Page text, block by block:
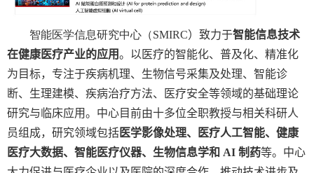
智能医学信息研究中心（SMIRC）致力于智能信息技术
在健康医疗产业的应用。以医疗的智能化、普及化、精准化
为目标，专注于疾病机理、生物信号采集及处理、智能诊
断、生理建模、疾病治疗方法、医疗安全等领域的基础理论
研究与临床应用。中心目前由十多位全职教授与相关科研人
员组成，研究领域包括医学影像处理、医疗人工智能、健康
医疗大数据、智能医疗仪器、生物信息学和 AI 制药等。中心